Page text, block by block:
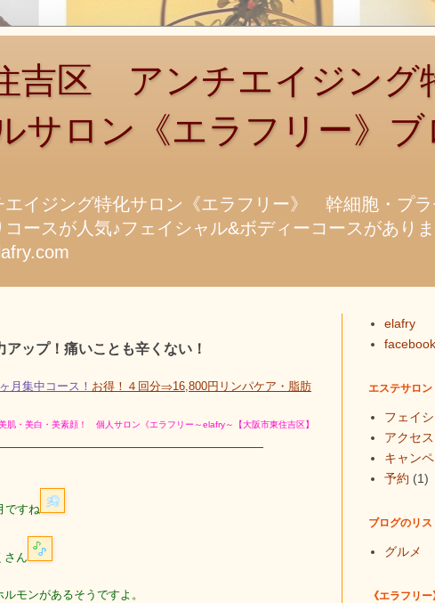
区 アンチエイジング
サロン《エラフリー》
イジング特化サロン《エラフリー》 幹細胞・プラ
コースが人気♪フェイシャル&ボディーコースがあ
ップ！痛いことも辛くない！
月集中コース！ お得！４回分⇒16,800円リンパケア・脂肪
・美白・美素顔！ 個人サロン 《エラフリー～elafry～【大阪市東住吉区】
ですね
さん
モンがあるそうですよ。
elafry
エステサロ
フェイ
アクセス
キャン
予約 (1)
ブログのリス
グルメ
《エラフリ